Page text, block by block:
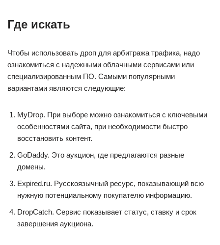
Где искать
Чтобы использовать дроп для арбитража трафика, надо
ознакомиться с надежными облачными сервисами или
специализированным ПО. Самыми популярными
вариантами являются следующие:
MyDrop. При выборе можно ознакомиться с ключевыми
особенностями сайта, при необходимости быстро
восстановить контент.
GoDaddy. Это аукцион, где предлагаются разные
домены.
Expired.ru. Русскоязычный ресурс, показывающий всю
нужную потенциальному покупателю информацию.
DropCatch. Сервис показывает статус, ставку и срок
завершения аукциона.